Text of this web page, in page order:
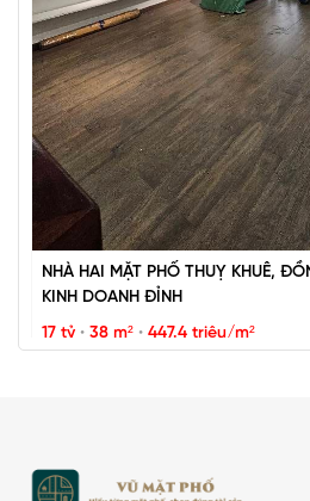
Vũ Miên
NHÀ HAI MẶT PHỐ THUỴ KHUÊ,
KINH DOANH ĐỈNH
17 tỷ • 38 m² • 447.4 triệu/m²